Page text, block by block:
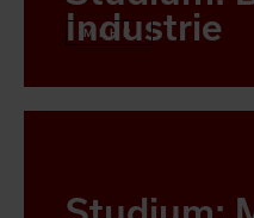
Industrie
MEHR